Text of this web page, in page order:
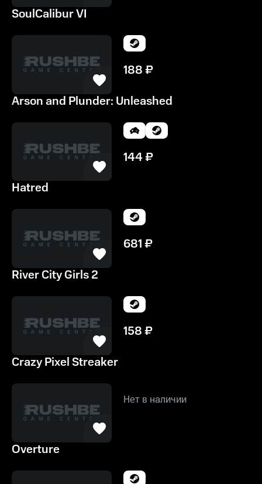
SoulCalibur VI
188₽
Arson and Plunder: Unleashed
144₽
Hatred
681₽
River City Girls 2
158₽
Crazy Pixel Streaker
Нет в наличии
Overture